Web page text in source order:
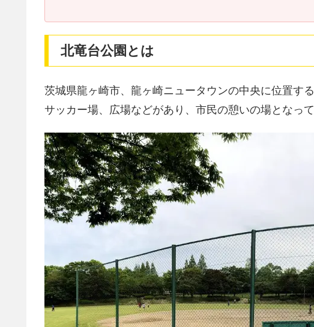
北竜台公園 とは
茨城県龍ヶ崎市、龍ヶ崎ニュータウンの中央に位置す
サッカー場、広場などがあり、市民の憩いの場となって